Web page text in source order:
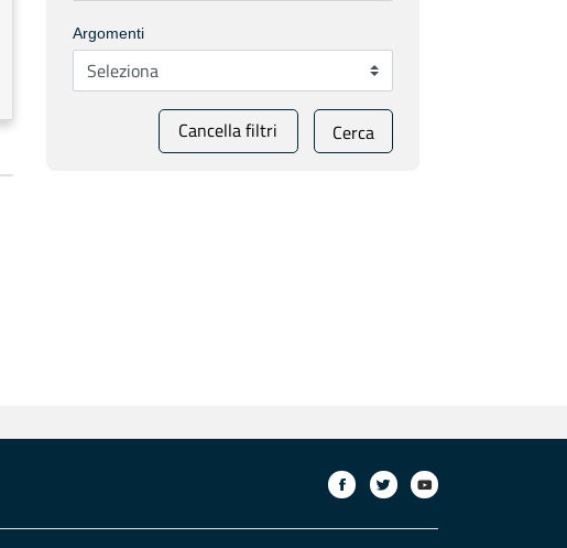
Argomenti
Cancella filtri Cerca